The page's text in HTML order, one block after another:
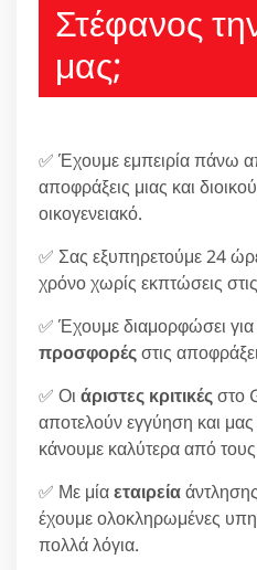
Στέφανος
μας;
✅ Έχουμε εμπειρία πάνω
αποφράξεις μιας και
οικογενειακό.
✅ Σας εξυπηρετούμε 24
χρόνο χωρίς εκπτώσεις
✅ Έχουμε διαμορφώσει για
προσφορέςστις
✅ Οι άριστες κριτικέςστο
αποτελούν εγγύηση και μας
κάνουμε καλύτερα από
✅ Με μίαεταιρεία
έχουμε ολοκληρωμένες
πολλά λόγια.